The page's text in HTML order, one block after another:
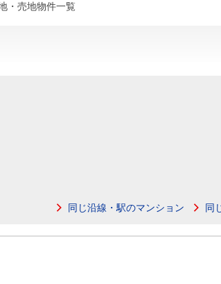
す
おす
・売地物件一覧
同じ沿線・駅のマンション 同